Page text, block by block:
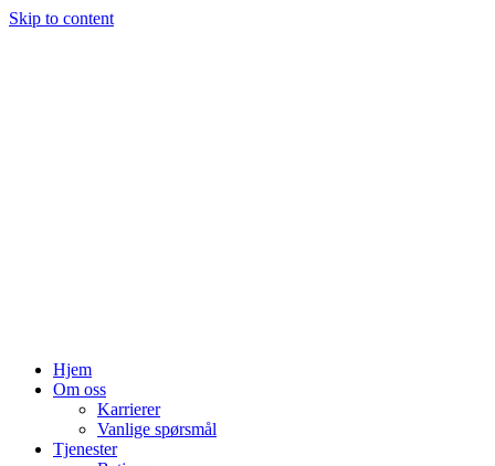
Skip to content
Hjem
Om oss
Karrierer
Vanlige spørsmål
Tjenester